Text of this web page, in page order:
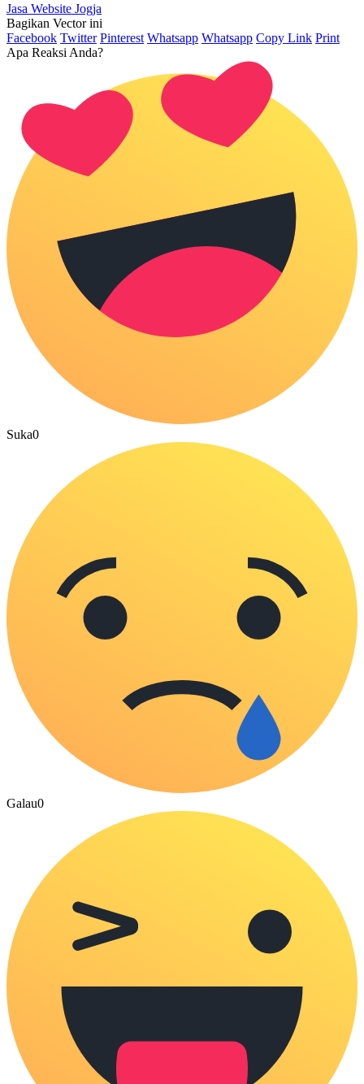
Jasa Website Jogja
Bagikan Vector ini
Facebook Twitter Pinterest Whatsapp Whatsapp Copy Link Print
Apa Reaksi Anda?
Suka0
Galau0